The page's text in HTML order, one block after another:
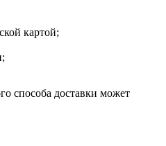
картой;
способа доставки может